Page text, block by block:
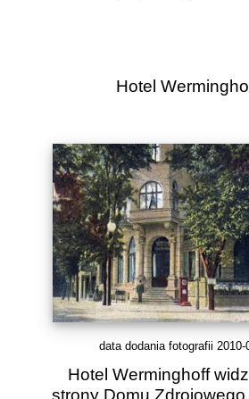
Hotel
data dodania fotografii 2010-
Hotel Werminghoff
strony Domu